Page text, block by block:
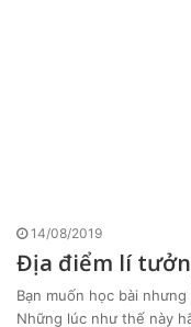
14/08/2019
Địa điểm lí
Bạn muốn học bài
Những lúc như thế này